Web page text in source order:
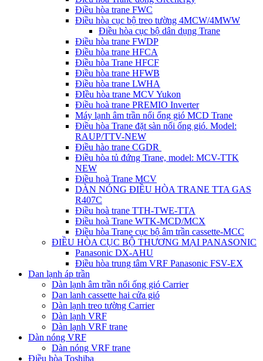
Điều hòa trane FWC
Điều hòa cục bộ treo tường 4MCW/4MWW
Điều hòa cục bộ dân dụng Trane
Điều hòa trane FWDP
Điều hòa trane HFCA
Điều hòa Trane HFCF
Điều hòa trane HFWB
Điều hòa trane LWHA
ĐIều hòa trane MCV Yukon
Điều hoà trane PREMIO Inverter
Máy lạnh âm trần nối ống gió MCD Trane
Điều hòa Trane đặt sàn nối ống gió. Model:
RAUP/TTV-NEW
Điều hào trane CGDR
Điều hòa tủ đứng Trane, model: MCV-TTK
NEW
Điều hoà Trane MCV
DÀN NÓNG ĐIỀU HÒA TRANE TTA GAS
R407C
Điều hoà trane TTH-TWE-TTA
Điều hoà Trane WTK-MCD/MCX
Điều hòa Trane cục bộ âm trần cassette-MCC
ĐIỀU HÒA CỤC BỘ THƯƠNG MẠI PANASONIC
Panasonic DX-AHU
Điều hòa trung tâm VRF Panasonic FSV-EX
Dan lạnh áp trần
Dàn lạnh âm trần nối ống gió Carrier
Dan lanh cassette hai cửa gió
Dàn lạnh treo tường Carrier
Dàn lạnh VRF
Dàn lạnh VRF trane
Dàn nóng VRF
Dàn nóng VRF trane
Điều hòa Toshiba